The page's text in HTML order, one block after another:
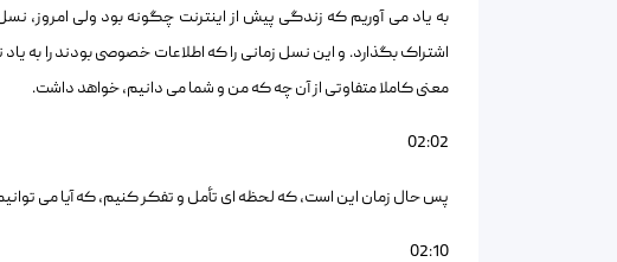
به یاد می آوریم که زندگی پیش از اینترنت چگونه بود ولی امروز،
معنی کاملا متفاوتی از آن چه که من و شما می دانیم، خواهد داشت.
02:02
پس حال زمان این است، که لحظه ای تأمل و تفکر کنیم، که آیا می
02:10